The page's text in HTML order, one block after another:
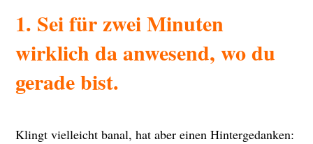
1. Sei für zwei Minuten
wirklich da anwesend, wo du
gerade bist.
Klingt vielleicht banal, hat aber einen Hintergedanken: